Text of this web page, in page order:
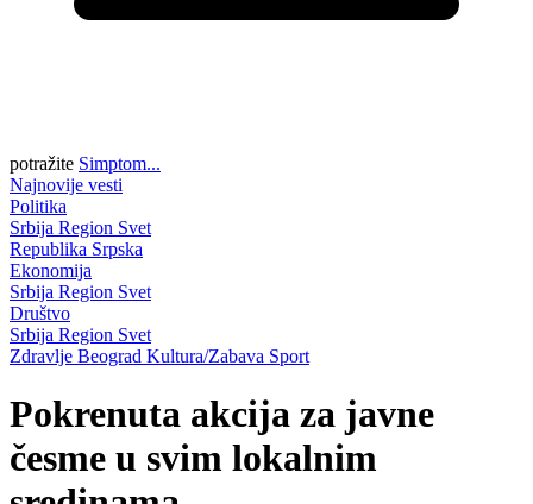
potražite Simptom...
Najnovije vesti
Politika
Srbija Region Svet
Republika Srpska
Ekonomija
Srbija Region Svet
Društvo
Srbija Region Svet
Zdravlje Beograd Kultura/Zabava Sport
Pokrenuta akcija za javne
česme u svim lokalnim